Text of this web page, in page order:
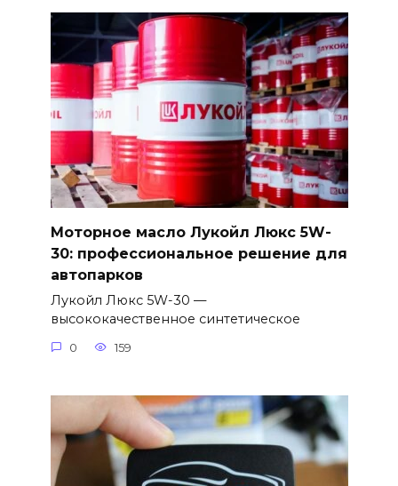
Моторное масло Лукойл Люкс 5W-
30: профессиональное решение для
автопарков
Лукойл Люкс 5W-30 —
высококачественное синтетическое
0 159